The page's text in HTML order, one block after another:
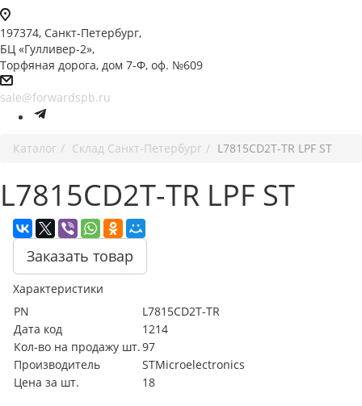
197374, Санкт-Петербург,
БЦ «Гулливер-2»,
Торфяная дорога, дом 7-Ф, оф. №609
sale@forwardspb.ru
Каталог Cклад Санкт-Петербург L7815CD2T-TR LPF ST
L7815CD2T-TR LPF ST
Заказать товар
Характеристики
PN
L7815CD2T-TR
Дата код
1214
Кол-во на продажу шт.97
Производитель
STMicroelectronics
Цена за шт.
18